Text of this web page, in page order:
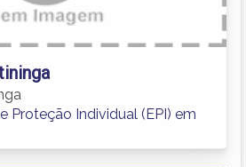
Proteção Individual (EPI) em